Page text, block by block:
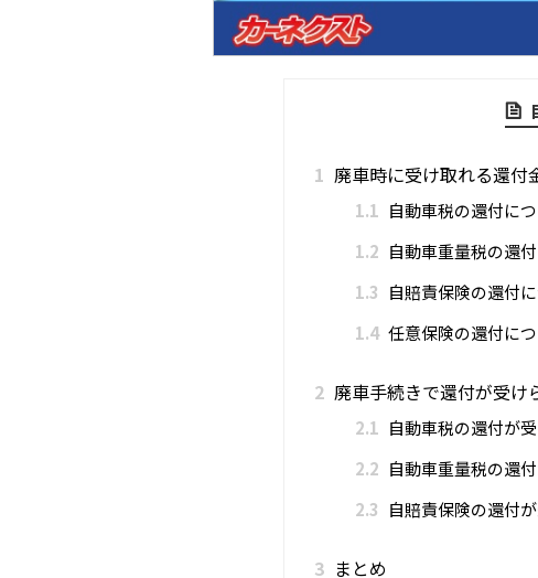
1 廃車時に受け取れる還付
1.1 自動車税の還付に
1.2 自動車重量税の還
1.3 自賠責保険の還付
1.4 任意保険の還付に
2 廃車手続きで還付が受け
2.1 自動車税の還付が
2.2 自動車重量税の還
2.3 自賠責保険の還付
3 まとめ